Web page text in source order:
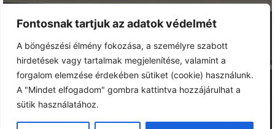
Fontosnak tartjuk az adatok védelmét
A böngészési élmény fokozása, a személyre szabott
hirdetések vagy tartalmak megjelenítése, valamint a
forgalom elemzése érdekében sütiket (cookie) használunk.
A "Mindet elfogadom" gombra kattintva hozzájárulhat a
sütik használatához.